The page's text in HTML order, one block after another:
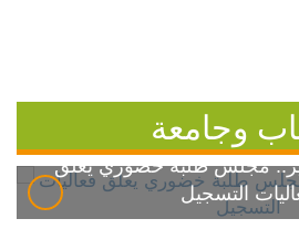
وجامعة
مجلس طلبة خضوري يعلق
التسجيل